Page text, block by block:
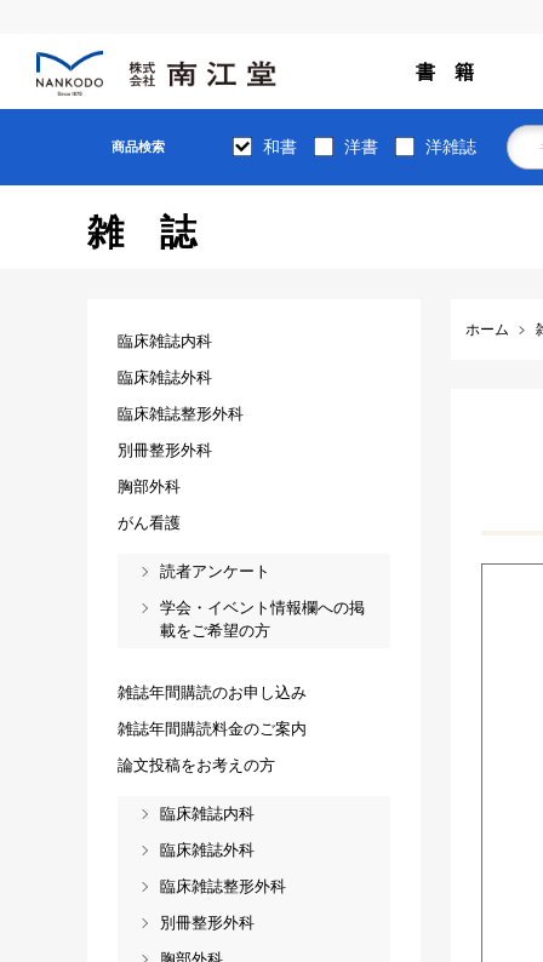
書 籍
商品検索 和書 洋書 洋雑誌
雑誌
ホーム
臨床雑誌内科
臨床雑誌外科
臨床雑誌整形外科
別冊整形外科
胸部外科
がん看護
読者アンケート
学会・イベント情報欄への掲
載をご希望の方
雑誌年間購読のお申し込み
雑誌年間購読料金のご案内
論文投稿をお考えの方
臨床雑誌内科
臨床雑誌外科
臨床雑誌整形外科
別冊整形外科